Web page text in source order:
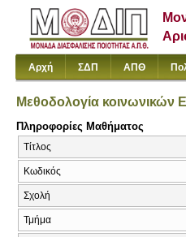
Αρχή ΣΔΠ ΑΠΘ
Μεθοδολογία κοινωνικών
Πληροφορίες Μαθήματος
Τίτλος
Κωδικός
Σχολή
Τμήμα